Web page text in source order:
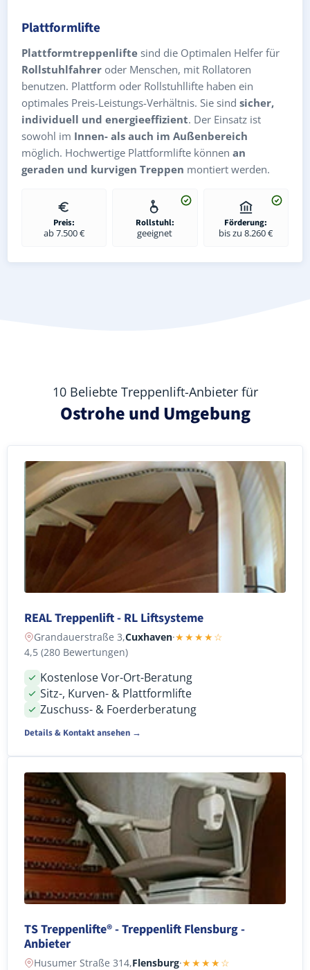
Plattformlifte
Plattformtreppenlifte sind die Optimalen Helfer für
Rollstuhlfahrer oder Menschen, mit Rollatoren
benutzen. Plattform oder Rollstuhllifte haben ein
optimales Preis-Leistungs-Verhältnis. Sie sind sicher,
individuell und energieeffizient. Der Einsatz ist
sowohl im Innen- als auch im Außenbereich
möglich. Hochwertige Plattformlifte können an
geraden und kurvigen Treppen montiert werden.
Preis:
ab 7.500 €
Rollstuhl:
geeignet
Förderung:
bis zu 8.260 €
10 Beliebte Treppenlift-Anbieter für
Ostrohe und Umgebung
REAL Treppenlift - RL Liftsysteme
Grandauerstraße 3,Cuxhaven·★★★★☆
4,5 (280 Bewertungen)
Kostenlose Vor-Ort-Beratung
Sitz-, Kurven- & Plattformlifte
Zuschuss- & Foerderberatung
Details & Kontakt ansehen →
TS Treppenlifte® - Treppenlift Flensburg -
Anbieter
Husumer Straße 314,Flensburg·★★★★☆